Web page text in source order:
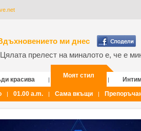
ми днес
прелест на миналото е, че е
красива |
Моят стил
|
| 01.00 a.m. | Сама вкъщи |